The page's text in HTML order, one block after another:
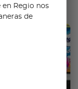
en Regio nos
de